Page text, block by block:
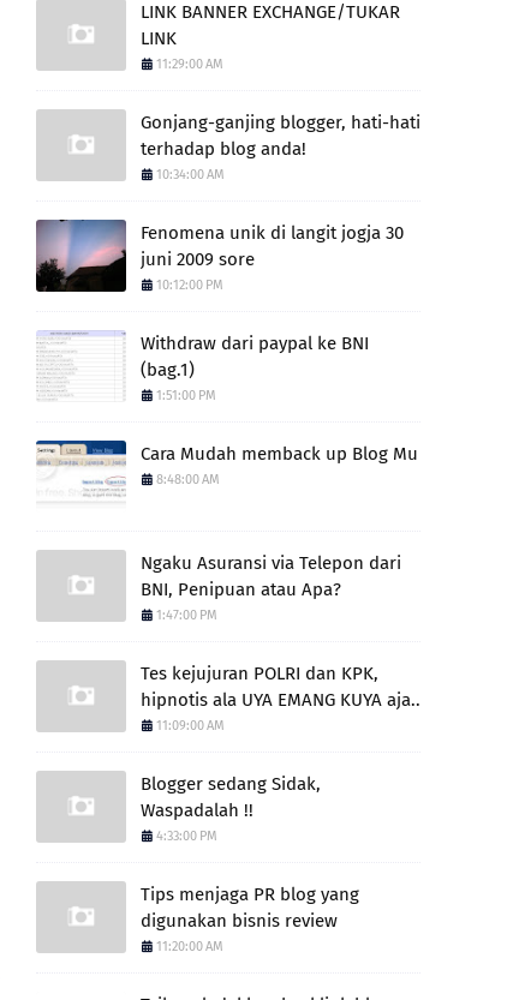
LINK BANNER EXCHANGE/TUKAR
LINK
11:29:00 AM
Gonjang-ganjing blogger, hati-hati
terhadap blog anda!
10:34:00 AM
Fenomena unik di langit jogja 30
juni 2009 sore
10:12:00 PM
Withdraw dari paypal ke BNI
(bag.1)
1:51:00 PM
Cara Mudah memback up Blog Mu
8:48:00 AM
Ngaku Asuransi via Telepon dari
BNI, Penipuan atau Apa?
1:47:00 PM
Tes kejujuran POLRI dan KPK,
hipnotis ala UYA EMANG KUYA aja..
11:09:00 AM
Blogger sedang Sidak,
Waspadalah !!
4:33:00 PM
Tips menjaga PR blog yang
digunakan bisnis review
11:20:00 AM